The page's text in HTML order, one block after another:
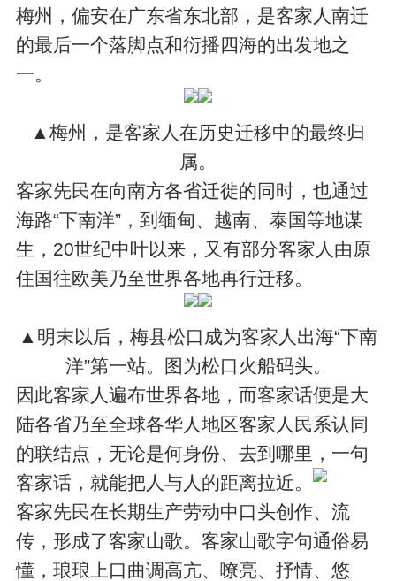
梅州，偏安在广东省东北部，是客家人南迁
的最后一个落脚点和衍播四海的出发地之
一。
▲梅州，是客家人在历史迁移中的最终归
属。
客家先民在向南方各省迁徙的同时，也通过
海路“下南洋”，到缅甸、越南、泰国等地谋
生，20世纪中叶以来，又有部分客家人由原
住国往欧美乃至世界各地再行迁移。
▲明末以后，梅县松口成为客家人出海“下南
洋”第一站。图为松口火船码头。
因此客家人遍布世界各地，而客家话便是大
陆各省乃至全球各华人地区客家人民系认同
的联结点，无论是何身份、去到哪里，一句
客家话，就能把人与人的距离拉近。
客家先民在长期生产劳动中口头创作、流
传，形成了客家山歌。客家山歌字句通俗易
懂，琅琅上口曲调高亢、嘹亮、抒情、悠